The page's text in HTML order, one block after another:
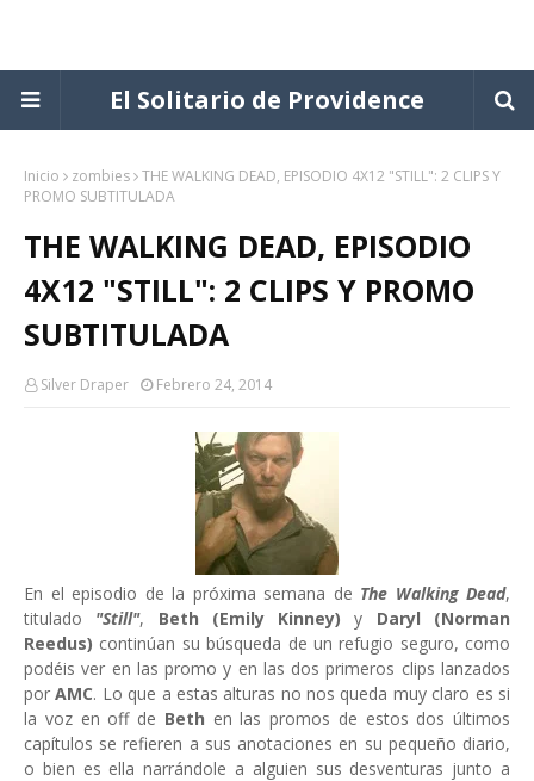
El Solitario de Providence
Inicio zombies THE WALKING DEAD, EPISODIO 4X12 "STILL": 2 CLIPS Y
PROMO SUBTITULADA
THE WALKING DEAD, EPISODIO
4X12 "STILL": 2 CLIPS Y PROMO
SUBTITULADA
Silver Draper Febrero 24, 2014
En el episodio de la próxima semana de The Walking Dead,
titulado "Still", Beth (Emily Kinney) y Daryl (Norman
Reedus) continúan su búsqueda de un refugio seguro, como
podéis ver en las promo y en las dos primeros clips lanzados
porAMC. Lo que a estas alturas no nos queda muy claro es si
la voz en off de Beth en las promos de estos dos últimos
capítulos se refieren a sus anotaciones en su pequeño diario,
o bien es ella narrándole a alguien sus desventuras junto a